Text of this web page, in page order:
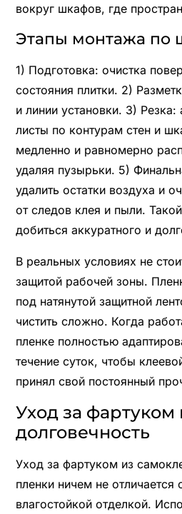
вокруг шкафов, где
Этапы монтажа по
1) Подготовка: очистка
состояния плитки. 2)
и линии установки. 3) Резка:
листы по контурам стен и
медленно и равномерно
удаляя пузырьки. 5)
удалить остатки воздуха и
от следов клея и пыли.
добиться аккуратного и
В реальных условиях не
защитой рабочей зоны.
под натянутой защитной
чистить сложно. Когда
пленке полностью
течение суток, чтобы
принял свой постоянный
Уход за фартуком
долговечность
Уход за фартуком из
пленки ничем не
влагостойкой отделкой.